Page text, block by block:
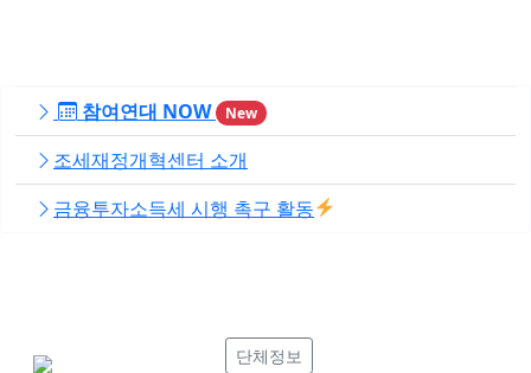
참여연대 NOW New
조세재정개혁센터 소개
금융투자소득세 시행 촉구 활동
단체정보